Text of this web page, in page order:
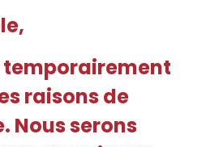
temporairement
raisons de
Nous serons